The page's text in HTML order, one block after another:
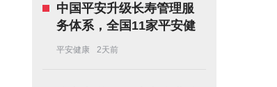
中国平安升级长寿管理服
务体系，全国11家平安健
康长寿中心正式揭牌
平安健康 2天前